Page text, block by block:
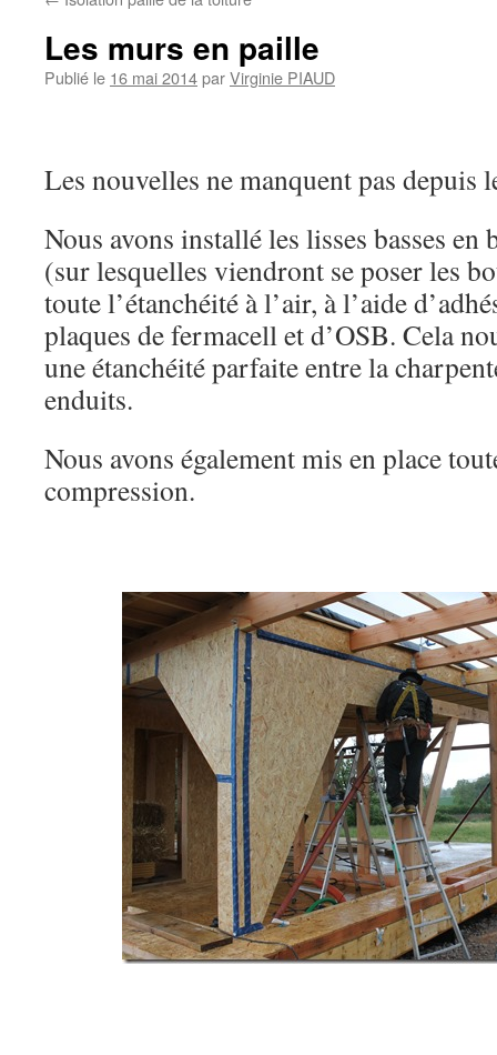
Les murs en paille
Publié le 16 mai 2014parVirginie PIAUD
Les nouvelles ne manquent pas depuis
Nous avons installé les lisses basses
(sur lesquelles viendront se poser les
toute l’étanchéité à l’air, à l’aide
plaques de fermacell et d’OSB. Cela
une étanchéité parfaite entre la
enduits.
Nous avons également mis en place
compression.